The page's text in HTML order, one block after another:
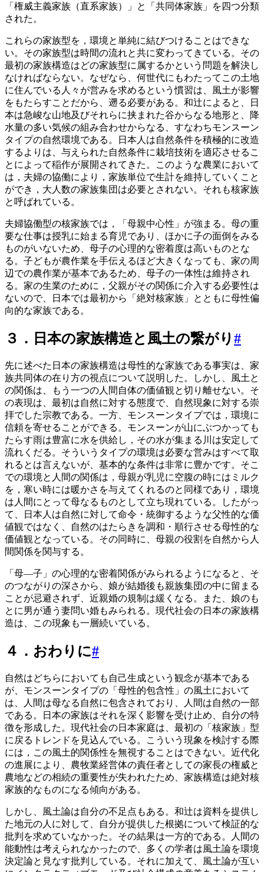
「権威主義家族（直系家族）」と「共同体家族」を四つ分類
された。
これらの家族型を，環境と単純に結びつけることはできな
い。その家族型は時間の流れと共に変わってきている。その
最初の家族構造はどの家族型に属するかという問題を解決し
なければならない。なぜなら、何世代にもわたってこの土地
に住んでいる人々が営みを求めるという慣習は、風土が影響
をもたらすことだから、遡る必要がある。和辻によると、日
本は急峻な山地及びそれらに挟まれた谷からなる地形と、降
水量の多い気候の組み合わせからなる、すなわちモンスーン
タイプの自然環境である。日本人は自然条件を積極的に改造
するよりは、与えられた自然条件に栽培技術を適応させるこ
とによって稲作が展開されてきた。このような農業において
は，夫婦の協働により，家族単位で生計を維持していくこと
ができ，大人数の家族集団は必要とされない。それも核家族
と呼ばれている。
夫婦協働型の核家族では，「母親中心性」が強まる。母の重
要な仕事は授乳に始まる育児であり、ほかに子の面倒をみる
ものがいないため、母子の心理的な密着度は高いものとな
る。子どもが農作業を手伝えるほど大きくなっても、家の周
辺での農作業が基本であるため、母子の一体性は維持され
る。家の生業のために，父親がその関係に介入する必要性は
ないので、日本では最初から「絶対核家族」とともに母性偏
向的な家族である。
３．日本の家族構造と風土の繋がり #
先に述べた日本の家族構造は母性的な家族である事実は、家
族共同体の在り方の視点について説明した。しかし、風土と
の関係は、もう一つの人間自体の価値観と切り離せない。そ
の表現は、最初は自然に対する態度で、自然現象に対する崇
拝でした宗教である。一方、モンスーンタイプでは，環境に
信頼を寄せることができる。モンスーンが山にぶつかっても
たらす雨は豊富に水を供給し，その水が集まる川は安定して
流れくだる。そういうタイプの環境は必要な営みはすべて取
れるとは言えないが、基本的な条件は非常に豊かです。そこ
での環境と人間の関係は，母親が乳児に空腹の時にはミルク
を，寒い時には暖かさを与えてくれるのと同様であり，環境
は人間にとって母なるものとして立ち現れている。したがっ
て、日本人は自然に対して命令・統御するような父性的な価
値観ではなく、自然のはたらきを調和・順行させる母性的な
価値観となっている。その同時に、母親の役割を自然から人
間関係を関与する。
「母―子」の心理的な密着関係がみられるようになると、そ
のつながりの深さから、娘が結婚後も親族集団の中に留まる
ことが忌避されず、近親婚の規制は緩くなる。また、娘のも
とに男が通う妻問い婚もみられる。現代社会の日本の家族構
造は、この現象も一層続いている。
４．おわりに#
自然はどちらにおいても自己生成という観念が基本である
が、モンスーンタイプの「母性的包含性」の風土において
は、人間は母なる自然に包含されており、人間は自然の一部
である。日本の家族はそれを深く影響を受け止め、自分の特
徴を形成した。現代社会の日本家庭は、最初の「核家族」型
に戻るトレンドを見込んでいる。こういう現象を検討する際
には，この風土的関係性を無視することはできない。近代化
の進展により、農牧業経営体の責任者としての家長の権威と
農地などの相続の重要性が失われたため、家族構造は絶対核
家族的なものになる傾向がある。
しかし、風土論は自分の不足点もある。和辻は資料を提供し
た地元の人に対して、自分が提供した根拠について検証的な
批判を求めていなかった。その結果は一方的である。人間の
能動性は考えられなかったので、多くの学者は風土論を環境
決定論と見なす批判している。それに加えて、風土論が互い